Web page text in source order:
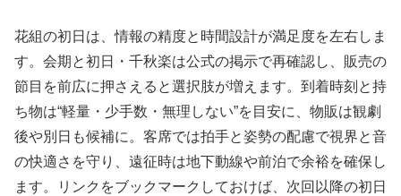
花組の初日は、情報の精度と時間設計が満足度を左右しま
す。会期と初日・千秋楽は公式の掲示で再確認し、販売の
節目を前広に押さえると選択肢が増えます。到着時刻と持
ち物は“軽量・少手数・無理しない”を目安に、物販は観劇
後や別日も候補に。客席では拍手と姿勢の配慮で視界と音
の快適さを守り、遠征時は地下動線や前泊で余裕を確保し
ます。リンクをブックマークしておけば、次回以降の初日